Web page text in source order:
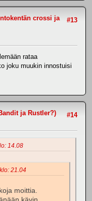
#13
crossi ja
rataa
joku muukin innostuisi
#14
ja Rustler?)
14.08
21.04
moittia.